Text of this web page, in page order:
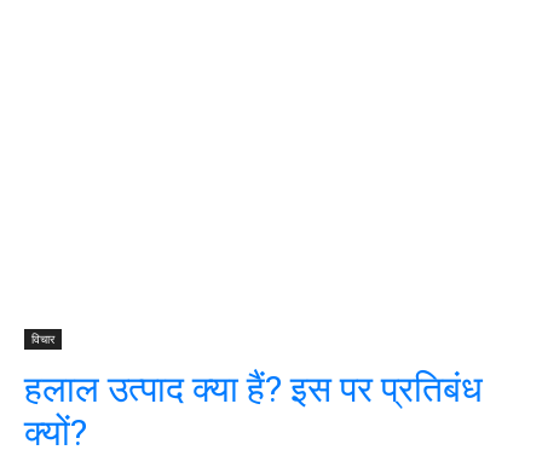
विचार
हलाल उत्पाद क्या हैं? इस पर प्रतिबंध
क्यों?